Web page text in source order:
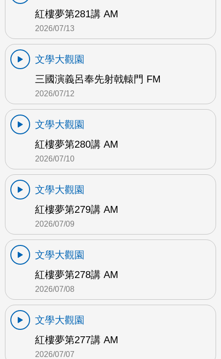
紅樓夢第281講 AM
2026/07/13
文學大觀園
三國演義呂奉先射戟轅門 FM
2026/07/12
文學大觀園
紅樓夢第280講 AM
2026/07/10
文學大觀園
紅樓夢第279講 AM
2026/07/09
文學大觀園
紅樓夢第278講 AM
2026/07/08
文學大觀園
紅樓夢第277講 AM
2026/07/07